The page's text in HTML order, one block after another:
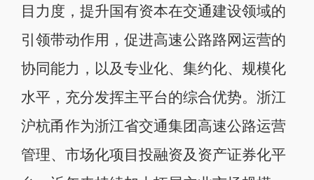
目力度，提升国有资本在交通建设领域的
引领带动作用，促进高速公路路网运营的
协同能力，以及专业化、集约化、规模化
水平，充分发挥主平台的综合优势。浙江
沪杭甬作为浙江省交通集团高速公路运营
管理、市场化项目投融资及资产证券化平